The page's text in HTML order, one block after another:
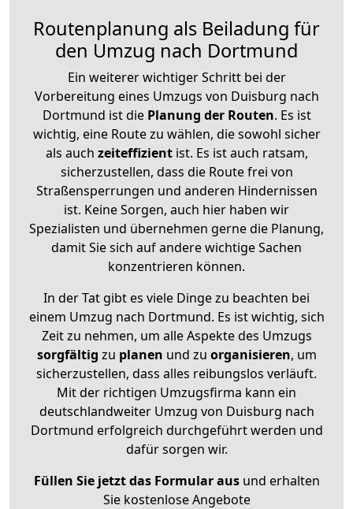
Routenplanung als Beiladung für
den Umzug nach Dortmund
Ein weiterer wichtiger Schritt bei der
Vorbereitung eines Umzugs von Duisburg nach
Dortmund ist diePlanung der Routen. Es ist
wichtig, eine Route zu wählen, die sowohl sicher
als auch zeiteffizientist. Es ist auch ratsam,
sicherzustellen, dass die Route frei von
Straßensperrungen und anderen Hindernissen
ist. Keine Sorgen, auch hier haben wir
Spezialisten und übernehmen gerne die Planung,
damit Sie sich auf andere wichtige Sachen
konzentrieren können.
In der Tat gibt es viele Dinge zu beachten bei
einem Umzug nach Dortmund. Es ist wichtig, sich
Zeit zu nehmen, um alle Aspekte des Umzugs
sorgfältig zu planen und zu organisieren, um
sicherzustellen, dass alles reibungslos verläuft.
Mit der richtigen Umzugsfirma kann ein
deutschlandweiter Umzug von Duisburg nach
Dortmund erfolgreich durchgeführt werden und
dafür sorgen wir.
Füllen Sie jetzt das Formular ausund erhalten
Sie kostenlose Angebote